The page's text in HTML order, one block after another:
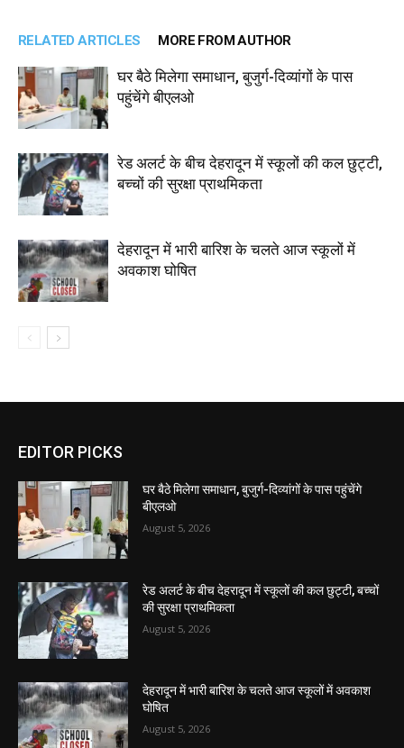
RELATED ARTICLES MORE FROM AUTHOR
घर बैठे मिलेगा समाधान, बुजुर्ग-दिव्यांगों के पास
पहुंचेंगे बीएलओ
रेड अलर्ट के बीच देहरादून में स्कूलों की कल छुट्टी,
बच्चों की सुरक्षा प्राथमिकता
देहरादून में भारी बारिश के चलते आज स्कूलों में
अवकाश घोषित
EDITOR PICKS
घर बैठे मिलेगा समाधान, बुजुर्ग-दिव्यांगों के पास पहुंचेंगे
बीएलओ
August 5, 2026
रेड अलर्ट के बीच देहरादून में स्कूलों की कल छुट्टी, बच्चों
की सुरक्षा प्राथमिकता
August 5, 2026
देहरादून में भारी बारिश के चलते आज स्कूलों में अवकाश
घोषित
August 5, 2026